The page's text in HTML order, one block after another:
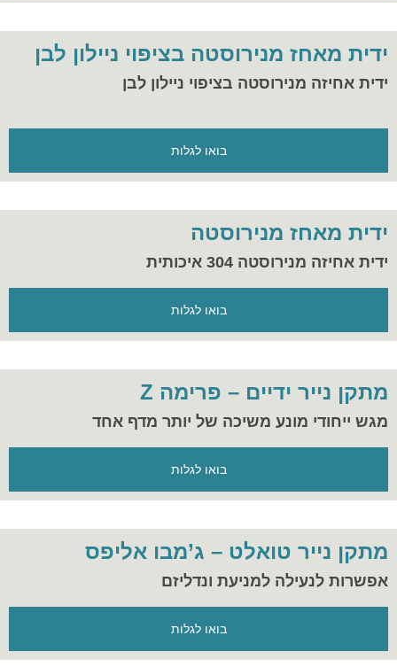
ידית מאחז מנירוסטה בציפוי ניילון לבן
ידית אחיזה מנירוסטה בציפוי ניילון לבן
בואו לגלות
ידית מאחז מנירוסטה
ידית אחיזה מנירוסטה 304 איכותית
בואו לגלות
מתקן נייר ידיים – פרימה Z
מגש ייחודי מונע משיכה של יותר מדף אחד
בואו לגלות
מתקן נייר טואלט – ג’מבו אליפס
אפשרות לנעילה למניעת ונדליזם
בואו לגלות